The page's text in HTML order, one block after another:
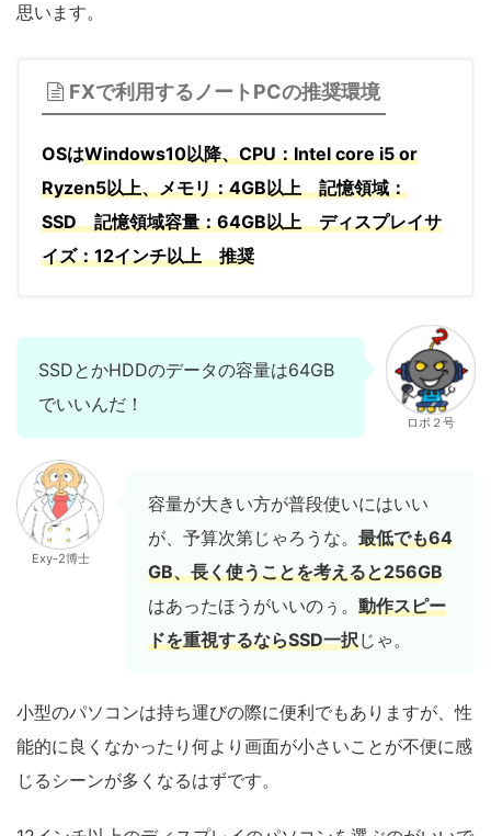
思います。
FXで利用するノートPCの推奨環境
OSはWindows10以降、CPU：Intel core i5 or
Ryzen5以上、メモリ：4GB以上 記憶領域：
SSD 記憶領域容量：64GB以上 ディスプレイサ
イズ：12インチ以上 推奨
SSDとかHDDのデータの容量は64GB
でいいんだ！
ロボ２号
Exy-2博士
容量が大きい方が普段使いにはいい
が、予算次第じゃろうな。 最低でも64
GB、長く使うことを考えると256GB
はあったほうがいいのぅ。 動作スピー
ドを重視するならSSD一択じゃ。
小型のパソコンは持ち運びの際に便利でもありますが、性
能的に良くなかったり何より画面が小さいことが不便に感
じるシーンが多くなるはずです。